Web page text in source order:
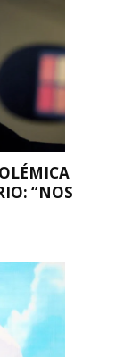
“NOS